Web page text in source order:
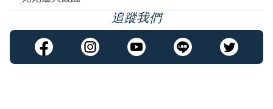
追蹤我們